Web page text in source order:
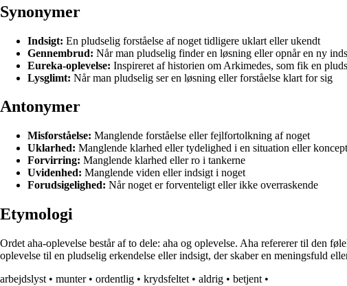
Synonymer
Indsigt: En pludselig forståelse af noget tidligere uklart eller ukendt
Gennembrud: Når man pludselig finder en løsning eller opnår en ny
Eureka-oplevelse: Inspireret af historien om Arkimedes, som fik en
Lysglimt: Når man pludselig ser en løsning eller forståelse klart for sig
Antonymer
Misforståelse: Manglende forståelse eller fejlfortolkning af noget
Uklarhed: Manglende klarhed eller tydelighed i en situation eller koncept
Forvirring: Manglende klarhed eller ro i tankerne
Uvidenhed: Manglende viden eller indsigt i noget
Forudsigelighed: Når noget er forventeligt eller ikke overraskende
Etymologi
Ordet aha-oplevelse består af to dele: aha og oplevelse. Aha refererer til den
oplevelse til en pludselig erkendelse eller indsigt, der skaber en meningsfuld
arbejdslyst • munter• ordentlig • krydsfeltet • aldrig • betjent •